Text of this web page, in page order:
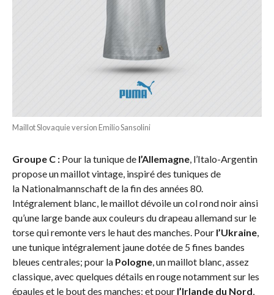
Maillot Slovaquie version Emilio Sansolini
Groupe C : Pour la tunique de l’Allemagne, l’Italo-Argentin
propose un maillot vintage, inspiré des tuniques de
la Nationalmannschaft de la fin des années 80.
Intégralement blanc, le maillot dévoile un col rond noir ainsi
qu’une large bande aux couleurs du drapeau allemand sur le
torse qui remonte vers le haut des manches. Pour l’Ukraine,
une tunique intégralement jaune dotée de 5 fines bandes
bleues centrales; pour la Pologne, un maillot blanc, assez
classique, avec quelques détails en rouge notamment sur les
épaules et le bout des manches; et pour l’Irlande du Nord